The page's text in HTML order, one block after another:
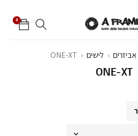
0
אביזרים › לישים ›
ONE-XT
ONE-XT